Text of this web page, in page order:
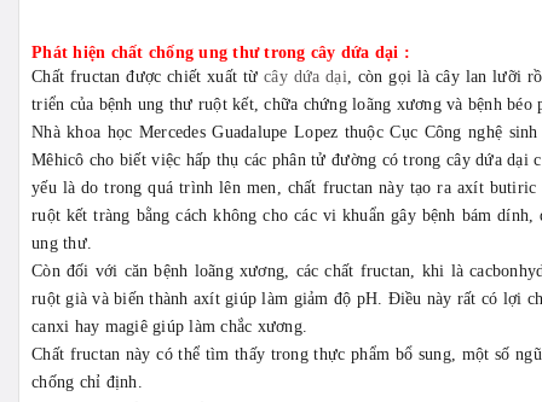
Phát hiện chất chống ung thư trong cây dứa dại :
Chất fructan được chiết xuất từ cây dứa dại, còn gọi là cây lan lưỡi
triển của bệnh ung thư ruột kết, chữa chứng loãng xương và bệnh béo
Nhà khoa học Mercedes Guadalupe Lopez thuộc Cục Công nghệ
Mêhicô cho biết việc hấp thụ các phân tử đường có trong cây dứa dại
yếu là do trong quá trình lên men, chất fructan này tạo ra axít
ruột kết tràng bằng cách không cho các vi khuẩn gây bệnh bám
ung thư.
Còn đối với căn bệnh loãng xương, các chất fructan, khi là
ruột già và biến thành axít giúp làm giảm độ pH. Điều này rất có lợi
canxi hay magiê giúp làm chắc xương.
Chất fructan này có thể tìm thấy trong thực phẩm bổ sung, một số
chống chỉ định.